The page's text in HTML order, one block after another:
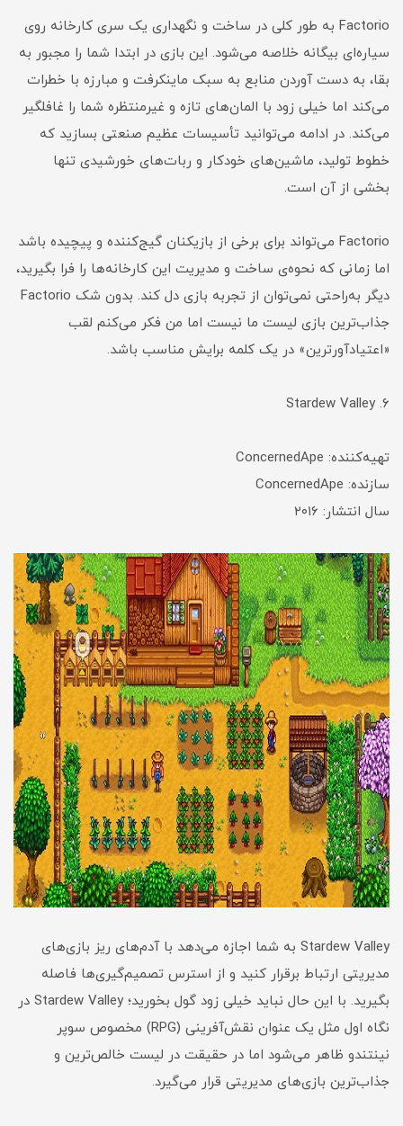
Factorio به طور کلی در ساخت و نگهداری یک سری کارخانه روی
سیاره‌ای بیگانه خلاصه می‌شود. این بازی در ابتدا شما را مجبور به
بقا، به دست آوردن منابع به سبک ماینکرفت و مبارزه با خطرات
می‌کند اما خیلی زود با المان‌های تازه و غیرمنتظره شما را غافلگیر
می‌کند. در ادامه می‌توانید تأسیسات عظیم صنعتی بسازید که
خطوط تولید، ماشین‌های خودکار و ربات‌های خورشیدی تنها
بخشی از آن است.
Factorio می‌تواند برای برخی از بازیکنان گیج‌کننده و پیچیده باشد
اما زمانی که نحوه‌ی ساخت و مدیریت این کارخانه‌ها را فرا بگیرید،
دیگر به‌راحتی نمی‌توان از تجربه بازی دل کند. بدون شک Factorio
جذاب‌ترین بازی لیست ما نیست اما من فکر می‌کنم لقب
«اعتیادآورترین» در یک کلمه برایش مناسب باشد.
۶. Stardew Valley
تهیه‌کننده: ConcernedApe
سازنده: ConcernedApe
سال انتشار: ۲۰۱۶
Stardew Valley به شما اجازه می‌دهد با آدم‌های ریز بازی‌های
مدیریتی ارتباط برقرار کنید و از استرس تصمیم‌گیری‌ها فاصله
بگیرید. با این حال نباید خیلی زود گول بخورید؛ Stardew Valley در
نگاه اول مثل یک عنوان نقش‌آفرینی (RPG) مخصوص سوپر
نینتندو ظاهر می‌شود اما در حقیقت در لیست خالص‌ترین و
جذاب‌ترین بازی‌های مدیریتی قرار می‌گیرد.